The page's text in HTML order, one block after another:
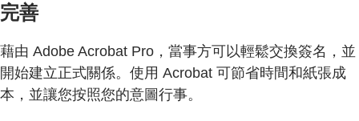
完善
藉由 Adobe Acrobat Pro，當事方可以輕鬆交換簽名，並
開始建立正式關係。使用 Acrobat 可節省時間和紙張成
本，並讓您按照您的意圖行事。